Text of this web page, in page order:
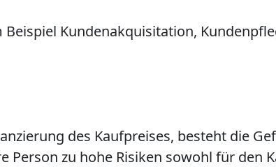
Kundenakquisitation,
des Kaufpreises, besteht die
Person zu hohe Risiken sowohl für den